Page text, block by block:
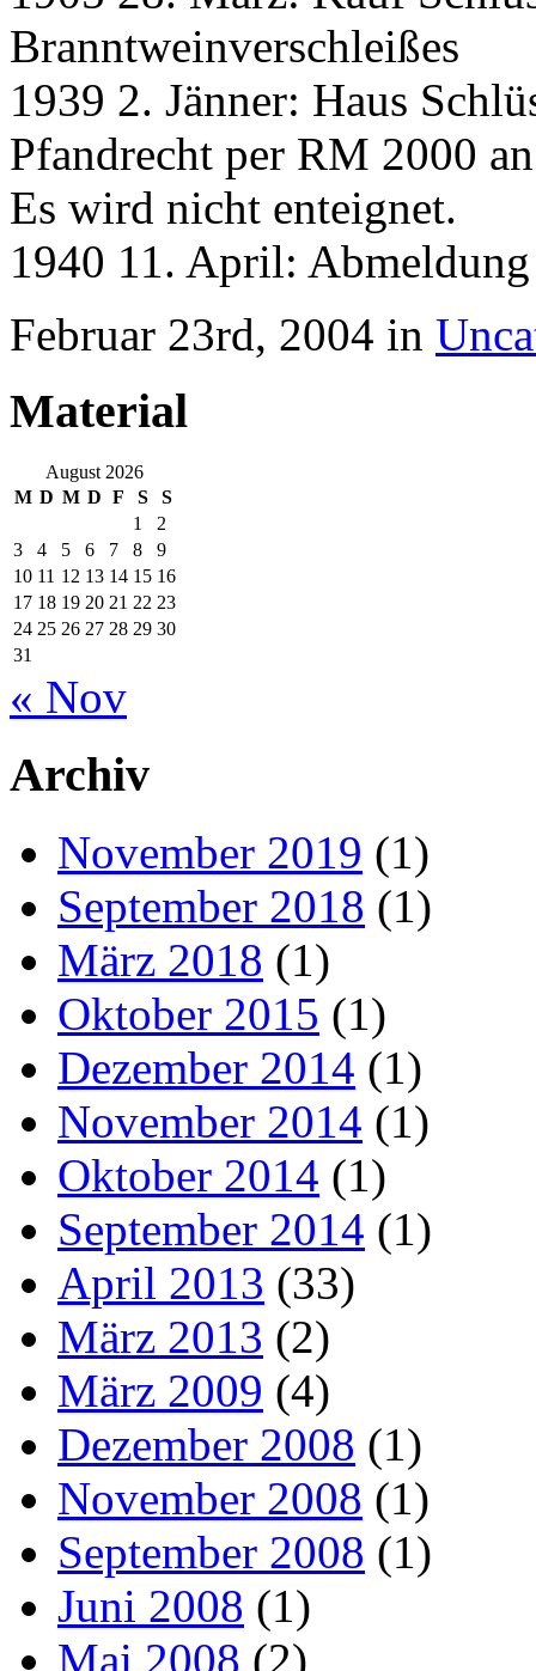
Branntweinverschleißes
1939 2. Jänner: Haus
Pfandrecht per RM 2000
Es wird nicht enteignet.
1940 11. April:
Februar 23rd, 2004 in
Material
August 2026
M D M D F S
S
1
2
3
4 5 6 7 8
9
10 11 12 13 14 15 16
17 18 19 20 21 22 23
24 25 26 27 28 29 30
31
« Nov
Archiv
November 2019 (1)
September 2018 (1)
März 2018 (1)
Oktober 2015 (1)
Dezember 2014 (1)
November 2014 (1)
Oktober 2014 (1)
September 2014 (1)
April 2013 (33)
März 2013 (2)
März 2009 (4)
Dezember 2008 (1)
November 2008 (1)
September 2008 (1)
Juni 2008 (1)
Mai 2008 (2)